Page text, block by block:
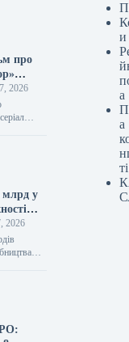
про
2026
млрд у
2026
hynix
и
а
а
ті